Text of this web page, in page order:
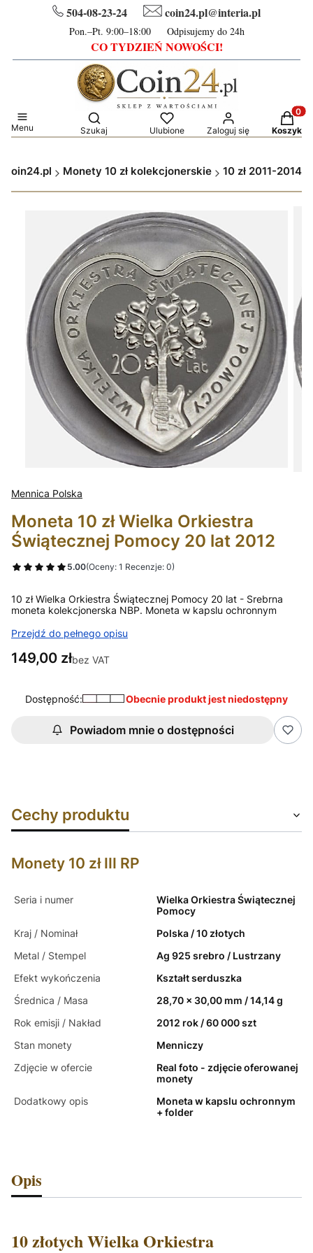
504-08-23-24 coin24.pl@interia.pl
Pon.–Pt. 9:00–18:00 Odpisujemy do 24h
CO TYDZIEŃ NOWOŚCI!
Menu
Otwórz wyszukiwarkę
Szukaj Ulubione Zaloguj się Koszyk
Coin24.pl Monety 10 zł kolekcjonerskie 10 zł 2011-2014
Mennica Polska
Moneta 10 zł Wielka Orkiestra
Świątecznej Pomocy 20 lat 2012
5.00(Oceny: 1 Recenzje: 0)
10 zł Wielka Orkiestra Świątecznej Pomocy 20 lat - Srebrna
moneta kolekcjonerska NBP. Moneta w kapslu ochronnym
Przejdź do pełnego opisu
Cena
149,00 złbez VAT
Dostępność: Obecnie produkt jest niedostępny
Powiadom mnie o dostępności
Cechy produktu
Monety 10 zł III RP
Seria i numer
Wielka Orkiestra Świątecznej
Pomocy
Kraj / Nominał
Polska / 10 złotych
Metal / Stempel
Ag 925 srebro / Lustrzany
Efekt wykończenia
Kształt serduszka
Średnica / Masa
28,70 x 30,00 mm / 14,14 g
Rok emisji / Nakład
2012 rok / 60 000 szt
Stan monety
Menniczy
Zdjęcie w ofercie
Real foto - zdjęcie oferowanej
monety
Dodatkowy opis
Moneta w kapslu ochronnym
+ folder
Opis
10 złotych Wielka Orkiestra